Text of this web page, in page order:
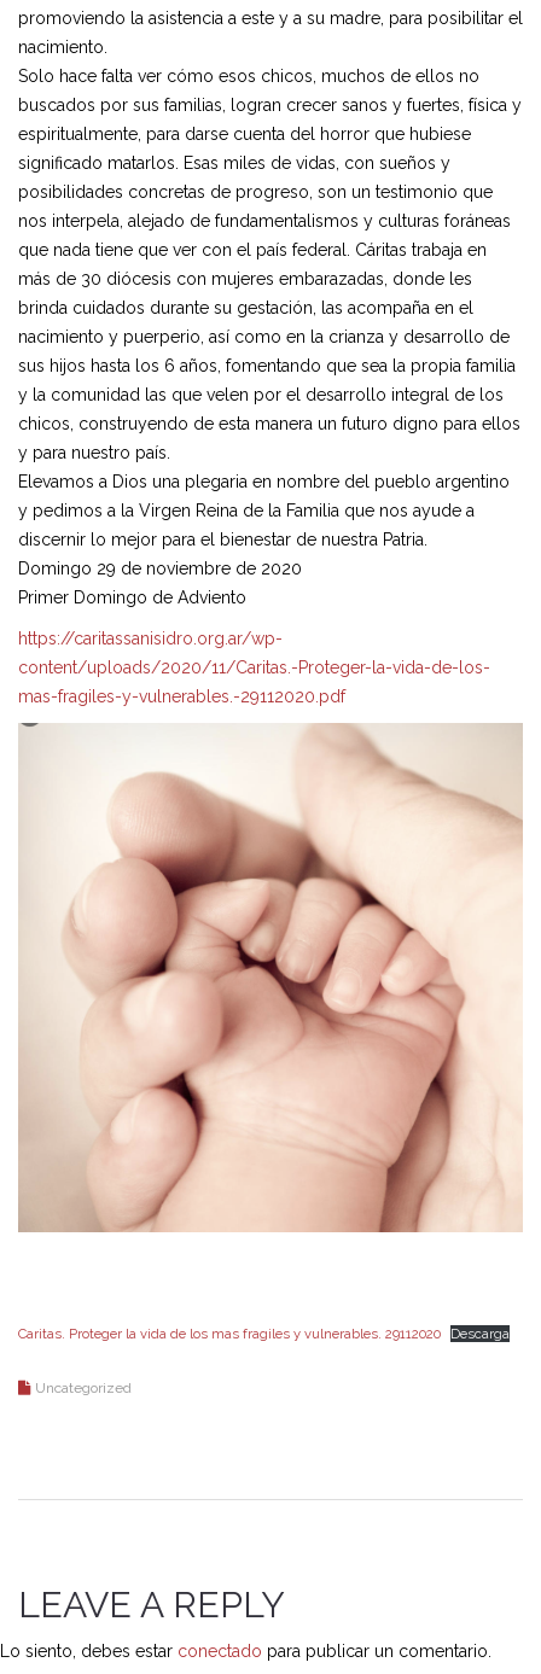
promoviendo la asistencia a este y a su madre, para posibilitar el
nacimiento.
Solo hace falta ver cómo esos chicos, muchos de ellos no
buscados por sus familias, logran crecer sanos y fuertes, física y
espiritualmente, para darse cuenta del horror que hubiese
significado matarlos. Esas miles de vidas, con sueños y
posibilidades concretas de progreso, son un testimonio que
nos interpela, alejado de fundamentalismos y culturas foráneas
que nada tiene que ver con el país federal. Cáritas trabaja en
más de 30 diócesis con mujeres embarazadas, donde les
brinda cuidados durante su gestación, las acompaña en el
nacimiento y puerperio, así como en la crianza y desarrollo de
sus hijos hasta los 6 años, fomentando que sea la propia familia
y la comunidad las que velen por el desarrollo integral de los
chicos, construyendo de esta manera un futuro digno para ellos
y para nuestro país.
Elevamos a Dios una plegaria en nombre del pueblo argentino
y pedimos a la Virgen Reina de la Familia que nos ayude a
discernir lo mejor para el bienestar de nuestra Patria.
Domingo 29 de noviembre de 2020
Primer Domingo de Adviento
https://caritassanisidro.org.ar/wp-
content/uploads/2020/11/Caritas.-Proteger-la-vida-de-los-
mas-fragiles-y-vulnerables.-29112020.pdf
Caritas. Proteger la vida de los mas fragiles y vulnerables. 29112020 Descarga
Uncategorized
LEAVE A REPLY
Lo siento, debes estar conectado para publicar un comentario.